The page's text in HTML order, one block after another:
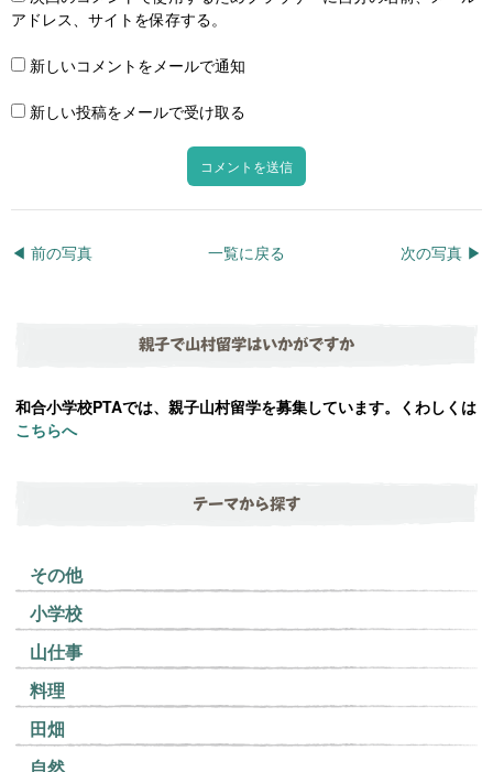
アドレス、サイトを保存する。
新しいコメントをメールで通知
新しい投稿をメールで受け取る
◀︎ 前の写真 次の写真 ▶︎
一覧に戻る
親子で山村留学はいかがですか
和合小学校PTAでは、親子山村留学を募集しています。くわしくは
こちらへ
テーマから探す
その他
小学校
山仕事
料理
田畑